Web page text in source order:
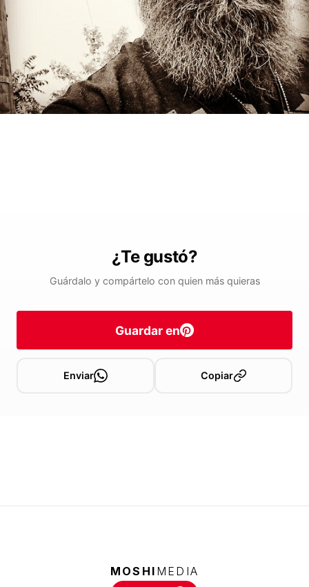
¿Te gustó?
Guárdalo y compártelo con quien más quieras
Guardar en
Enviar Copiar
MOSHI MEDIA